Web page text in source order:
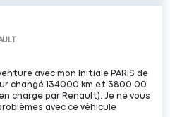
avec mon Initiale PARIS de
changé 134000 km et 3800.00
charge par Renault). Je ne vous
avec ce véhicule